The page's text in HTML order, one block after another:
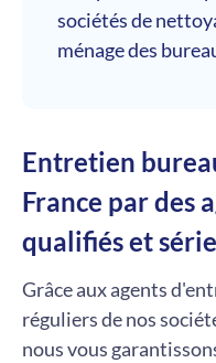
sociétés de
ménage des
Entretien
France par des
qualifiés et
Grâce aux agents
réguliers de nos
nous vous